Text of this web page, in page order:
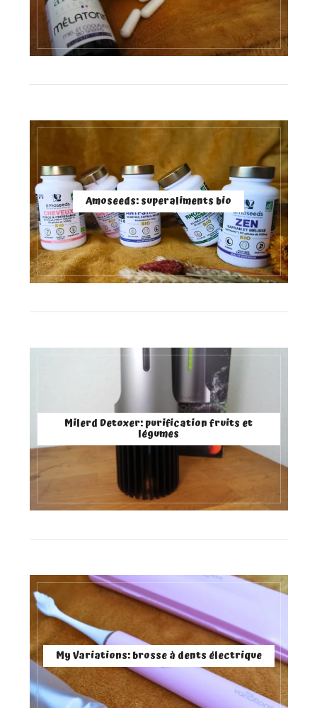
Amoseeds: superaliments bio
Milerd Detoxer: purification fruits et
légumes
My Variations: brosse à dents électrique